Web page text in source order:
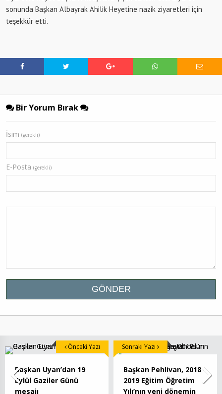
sonunda Başkan Albayrak Ahilik Heyetine nazik ziyaretleri için
teşekkür etti.
Bir Yorum Bırak
İsim (gerekli)
E-Posta (gerekli)
Başkan Uyan’dan 19
Eylül Gaziler Günü
mesajı
Önceki Yazı
Başkan Pehlivan, 2018 –
2019 Eğitim Öğretim
Yılı’nın yeni dönemin
Sonraki Yazı